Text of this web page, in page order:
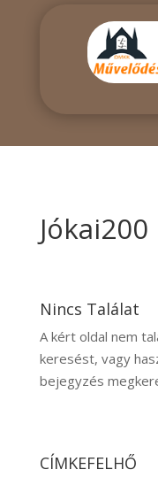
Jókai200
Nincs Találat
A kért oldal nem
keresést, vagy
bejegyzés
CÍMKEFELHŐ